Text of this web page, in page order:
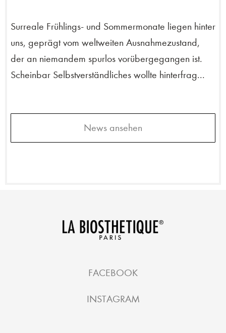
Surreale Frühlings- und Sommermonate liegen hinter
uns, geprägt vom weltweiten Ausnahmezustand,
der an niemandem spurlos vorübergegangen ist.
Scheinbar Selbstverständliches wollte hinterfrag...
News ansehen
FACEBOOK
INSTAGRAM